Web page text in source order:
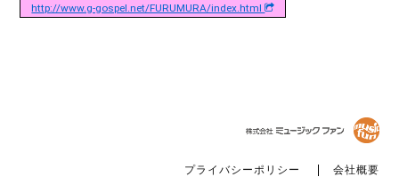
http://www.g-gospel.net/FURUMURA/index.html
プライバシーポリシー 会社概要